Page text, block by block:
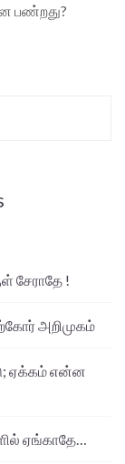
பண்றது?
சேராதே !
அறிமுகம்
ஏக்கம் என்ன
ஏங்காதே…